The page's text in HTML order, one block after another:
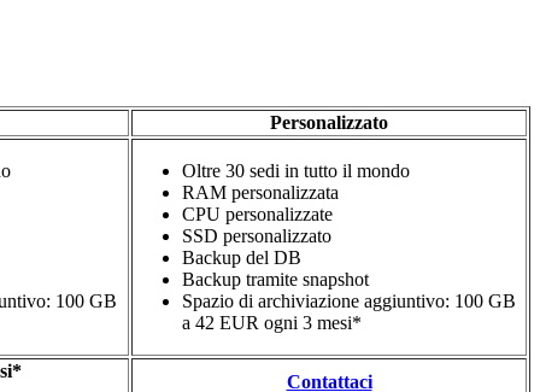
Personalizzato
100 GB
Oltre 30 sedi in tutto il mondo
RAM personalizzata
CPU personalizzate
SSD personalizzato
Backup del DB
Backup tramite snapshot
Spazio di archiviazione aggiuntivo: 100 GB
a 42 EUR ogni 3 mesi*
Contattaci